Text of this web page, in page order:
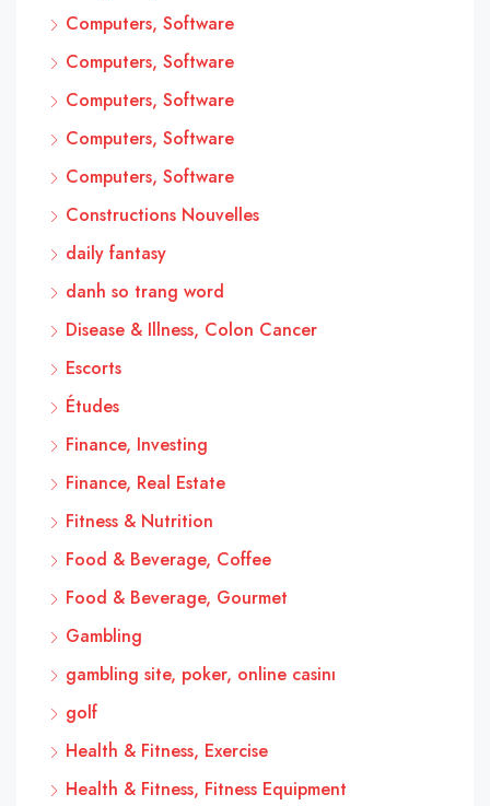
Computers, Software
Computers, Software
Computers, Software
Computers, Software
Computers, Software
Constructions Nouvelles
daily fantasy
danh so trang word
Disease & Illness, Colon Cancer
Escorts
Études
Finance, Investing
Finance, Real Estate
Fitness & Nutrition
Food & Beverage, Coffee
Food & Beverage, Gourmet
Gambling
gambling site, poker, online casinı
golf
Health & Fitness, Exercise
Health & Fitness, Fitness Equipment